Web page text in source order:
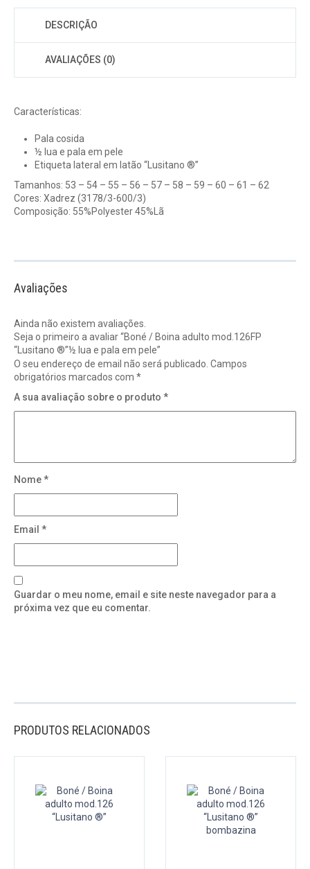
DESCRIÇÃO
AVALIAÇÕES (0)
Características:
Pala cosida
½ lua e pala em pele
Etiqueta lateral em latão “Lusitano ®”
Tamanhos: 53 – 54 – 55 – 56 – 57 – 58 – 59 – 60 – 61 – 62
Cores: Xadrez (3178/3-600/3)
Composição: 55%Polyester 45%Lã
Avaliações
Ainda não existem avaliações.
Seja o primeiro a avaliar “Boné / Boina adulto mod.126FP
“Lusitano ®”½ lua e pala em pele”
O seu endereço de email não será publicado. Campos
obrigatórios marcados com *
A sua avaliação sobre o produto *
Nome*
Email *
Guardar o meu nome, email e site neste navegador para a
próxima vez que eu comentar.
PRODUTOS RELACIONADOS